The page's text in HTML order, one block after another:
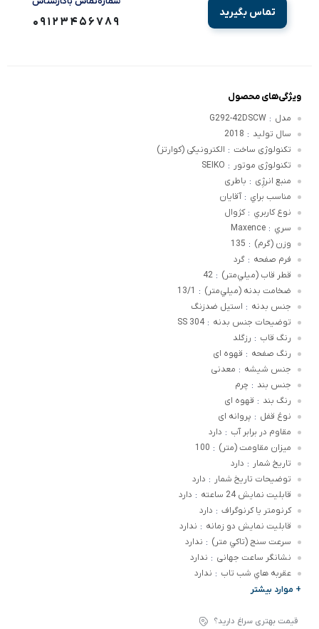
تماس بگیرید
09123456789
ویژگی‌های محصول
مدل :
G292-42DSCW
سال تولید :
2018
تکنولوژی ساخت : الکترونیکی (کوارتز)
تکنولوژی موتور :
SEIKO
منبع انرژِی : باطری
مناسب براي : آقایان
نوع کاربري : کژوال
سري :
Maxence
وزن (گرم) :
135
فرم صفحه : گرد
قطر قاب (ميلي‌متر) :
42
ضخامت بدنه (ميلي‌متر) :
13/1
جنس بدنه : استیل ضدزنگ
توضيحات جنس بدنه :
SS 304
رنگ قاب : رزگلد
رنگ صفحه : قهوه ای
جنس شيشه : معدنی
جنس بند : چرم
رنگ بند : قهوه ای
نوغ قفل : پروانه ای
مقاوم در برابر آب : دارد
ميزان مقاومت (متر) :
100
تاريخ شمار : دارد
توضيحات تاريخ شمار : دارد
قابليت نمايش 24 ساعته
: دارد
کرنومتر يا کرنوگراف : دارد
قابليت نمايش دو زمانه : ندارد
سرعت سنج (تاکي متر) : ندارد
نشانگر ساعت جهانی : ندارد
عقربه هاي شب تاب : ندارد
+ موارد بیشتر
قیمت بهتری سراغ دارید؟